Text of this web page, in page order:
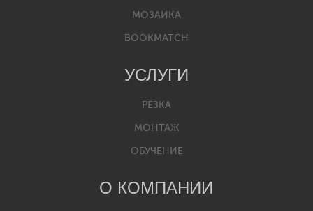
МОЗАИКА
BOOKMATCH
УСЛУГИ
РЕЗКА
МОНТАЖ
ОБУЧЕНИЕ
О КОМПАНИИ